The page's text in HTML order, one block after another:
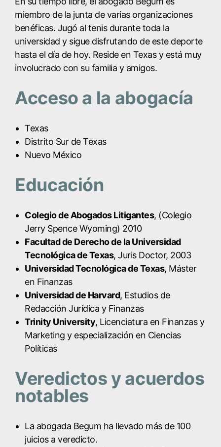
miembro de la junta de varias organizaciones
benéficas. Jugó al tenis durante toda la
universidad y sigue disfrutando de este deporte
hasta el día de hoy. Reside en Texas y está muy
involucrado con su familia y amigos.
Acceso a la abogacía
Texas
Distrito Sur de Texas
Nuevo México
Educación
Colegio de Abogados Litigantes, (Colegio
Jerry Spence Wyoming) 2010
Facultad de Derecho de la Universidad
Tecnológica de Texas, Juris Doctor, 2003
Universidad Tecnológica de Texas, Máster
en Finanzas
Universidad de Harvard, Estudios de
Redacción Jurídica y Finanzas
Trinity University, Licenciatura en Finanzas y
Marketing y especialización en Ciencias
Políticas
Veredictos y acuerdos
notables
La abogada Begum ha llevado más de 100
juicios a veredicto.